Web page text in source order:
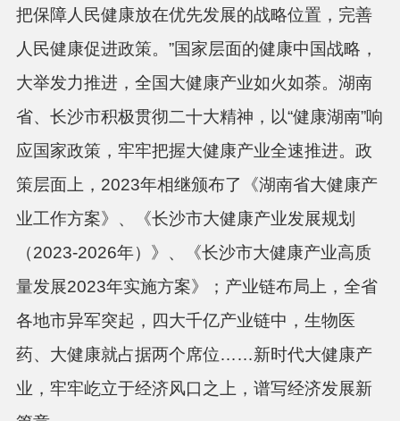
把保障人民健康放在优先发展的战略位置，完善
人民健康促进政策。”国家层面的健康中国战略，
大举发力推进，全国大健康产业如火如荼。湖南
省、长沙市积极贯彻二十大精神， 以“健康湖南”响
应国家政策，牢牢把握大健康产业全速推进。政
策层面上，2023年相继颁布了《湖南省大健康产
业工作方案》、《长沙市大健康产业发展规划
（2023-2026年）》、《长沙市大健康产业高质
量发展2023年实施方案》；产业链布局上，全省
各地市异军突起，四大千亿产业链中，生物医
药、大健康就占据两个席位……新时代大健康产
业，牢牢屹立于经济风口之上，谱写经济发展新